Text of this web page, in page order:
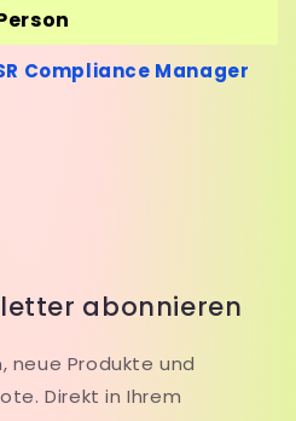
Compliance Manager
abonnieren
neue Produkte und
Direkt in Ihrem